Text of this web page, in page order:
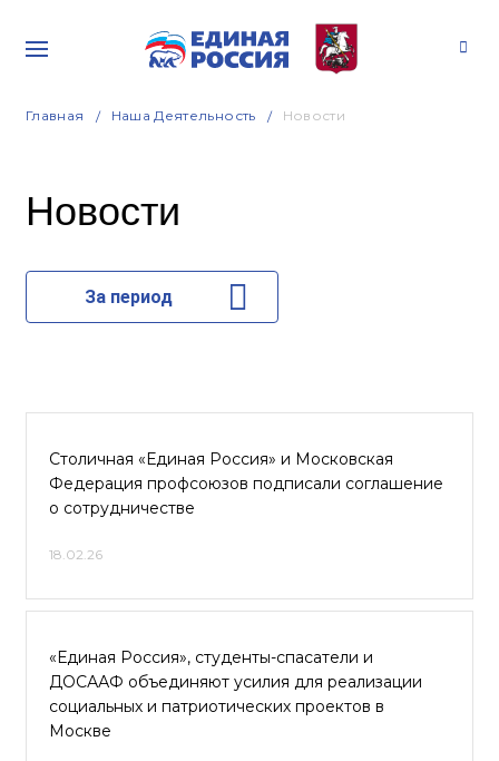
Главная Наша Деятельность Новости
Новости
За период
Столичная «Единая Россия» и Московская
Федерация профсоюзов подписали соглашение
о сотрудничестве
18.02.26
«Единая Россия», студенты-спасатели и
ДОСААФ объединяют усилия для реализации
социальных и патриотических проектов в
Москве